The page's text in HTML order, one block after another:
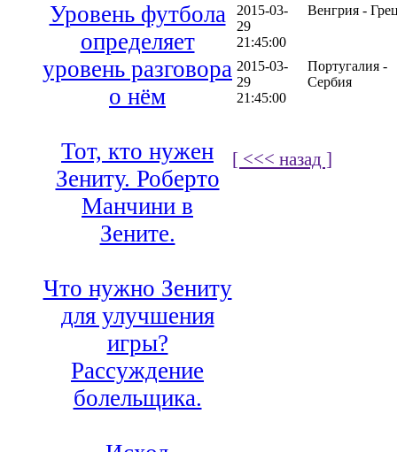
Уровень футбола
определяет
уровень разговора
о нём
Тот, кто нужен
Зениту. Роберто
Манчини в
Зените.
Что нужно Зениту
для улучшения
игры?
Рассуждение
болельщика.
2015-03-
29
21:45:00
Венгрия -
2015-03-
29
21:45:00
Португалия -
Сербия
[ <<< назад ]